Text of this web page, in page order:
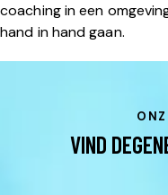
coaching in een
hand in hand gaan.
VIND